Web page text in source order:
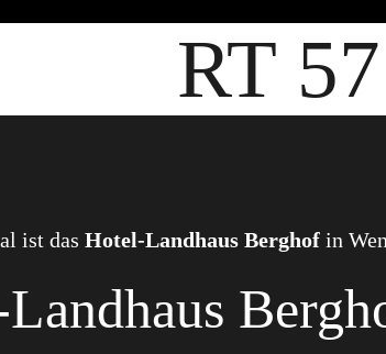
RT
ist das Hotel-Landhaus Berghof in